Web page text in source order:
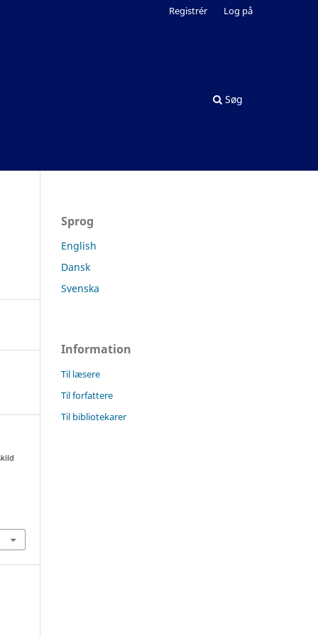
Søg
Registrér Log på
Sprog
English
Dansk
Svenska
Information
Til læsere
Til forfattere
Til bibliotekarer